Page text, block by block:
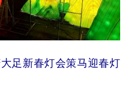
足新春灯会策马迎春灯